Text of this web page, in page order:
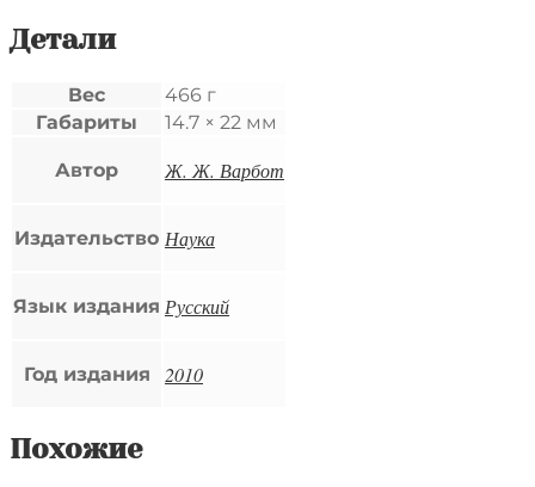
Детали
Вес
466 г
Габариты
14.7 × 22 мм
Автор Ж. Ж. Варбот
Издательство Наука
Язык издания Русский
Год издания 2010
Похожие